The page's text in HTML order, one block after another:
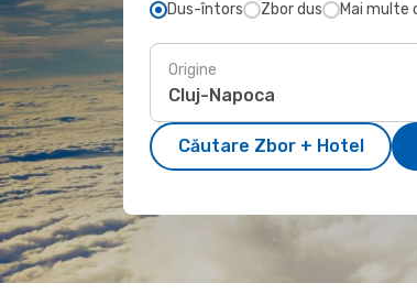
Dus-întors Zbor dus Mai multe
Origine
Căutare Zbor + Hotel